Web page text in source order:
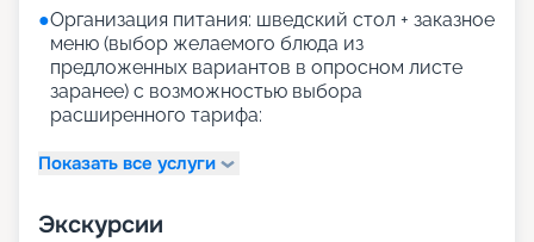
●Организация питания: шведский стол + заказное
меню (выбор желаемого блюда из
предложенных вариантов в опросном листе
заранее) с возможностью выбора
расширенного тарифа:
Показать все услуги
Экскурсии